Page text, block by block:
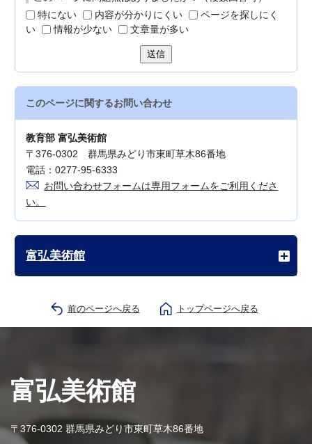
特にない
内容が分かりにくい
ページを探しにく
い
情報が少ない 文章量が多い
送信
このページに関するお問い合わせ
教育部 富弘美術館
〒376-0302 群馬県みどり市東町草木86番地
電話：0277-95-6333
お問い合わせフォームは専用フォームをご利用くださ
い。
富弘美術館
前のページへ戻る トップページへ戻る
富弘美術館
〒376-0302 群馬県みどり市東町草木86番地